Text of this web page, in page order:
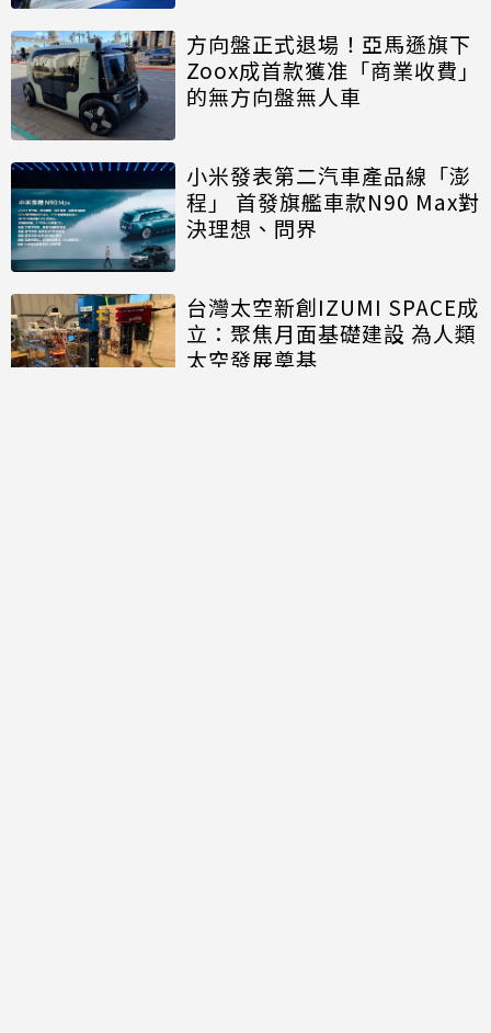
方向盤正式退場！亞馬遜旗下
Zoox成首款獲准「商業收費」
的無方向盤無人車
小米發表第二汽車產品線「澎
程」 首發旗艦車款N90 Max對
決理想、問界
台灣太空新創IZUMI SPACE成
立：聚焦月面基礎建設 為人類
太空發展奠基